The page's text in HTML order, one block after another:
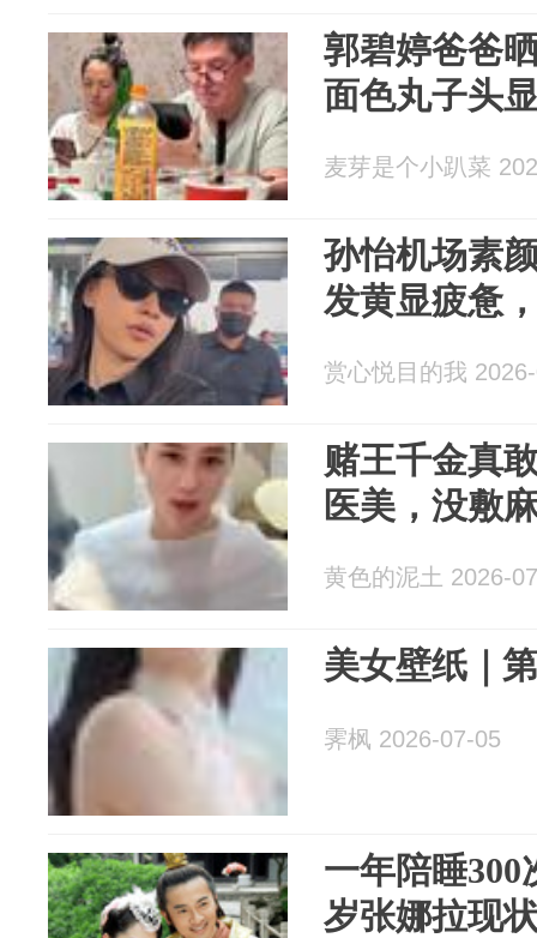
郭碧婷爸爸
面色丸子头
麦芽是个小趴菜
孙怡机场素
发黄显疲惫
赏心悦目的我
赌王千金真
医美，没敷
黄色的泥土 2026-
美女壁纸｜
霁枫 2026-07-05
一年陪睡300
岁张娜拉现